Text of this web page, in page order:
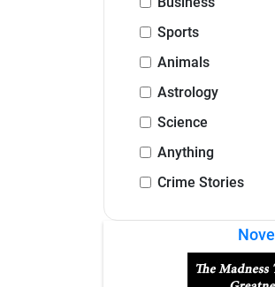
Sports
Animals
Astrology
Science
Anything
Crime Stories
Novel